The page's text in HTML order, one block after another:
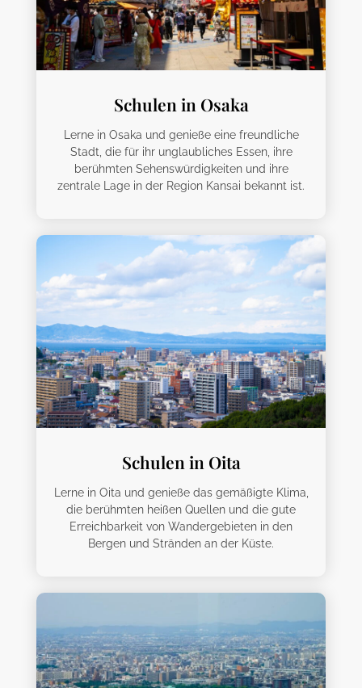
Schulen in Osaka
Lerne in Osaka und genieße eine freundliche
Stadt, die für ihr unglaubliches Essen, ihre
berühmten Sehenswürdigkeiten und ihre
zentrale Lage in der Region Kansai bekannt ist.
Schulen in Oita
Lerne in Oita und genieße das gemäßigte Klima,
die berühmten heißen Quellen und die gute
Erreichbarkeit von Wandergebieten in den
Bergen und Stränden an der Küste.